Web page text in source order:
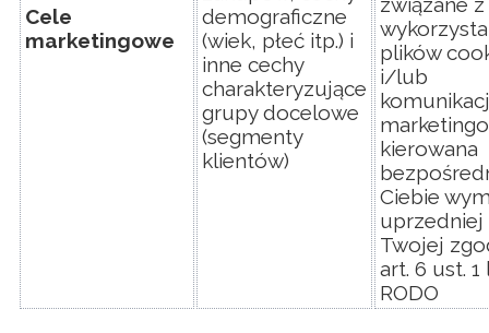
Cele
marketingowe
demograficzne
(wiek, płeć itp.) i
inne cechy
charakteryzujące
grupy docelowe
(segmenty
klientów)
plików
i/lub
kierowana
Ciebie
uprzedniej
Twojej
art. 6 ust. 1
RODO